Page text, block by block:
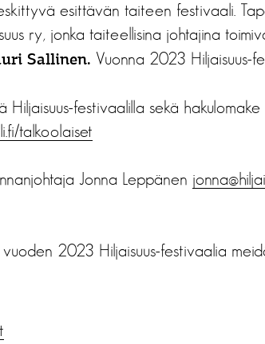
esittävän taiteen festivaali.
ry, jonka taiteellisina johtajina
Sallinen. Vuonna 2023 Hiljaisuus-
Hiljaisuus-festivaalilla sekä
talkoolaiset
Jonna Leppänen
2023 Hiljaisuus-festivaalia